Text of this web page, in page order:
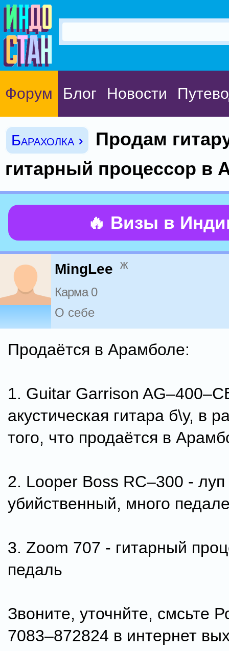
Форум Блог Новости
Барахолка ›
Продам
гитарный процессор в
🔥 Визы в
MingLee ж
Карма 0
О себе
Продаётся в Арамболе:
1. Guitar Garrison
акустическая гитара б\у, в
того, что продаётся в
2. Looper Boss RC–300 -
убийственный, много
3. Zoom 707 - гитарный
педаль
Звоните, уточнйте, смсьте
7083–872824 в интернет